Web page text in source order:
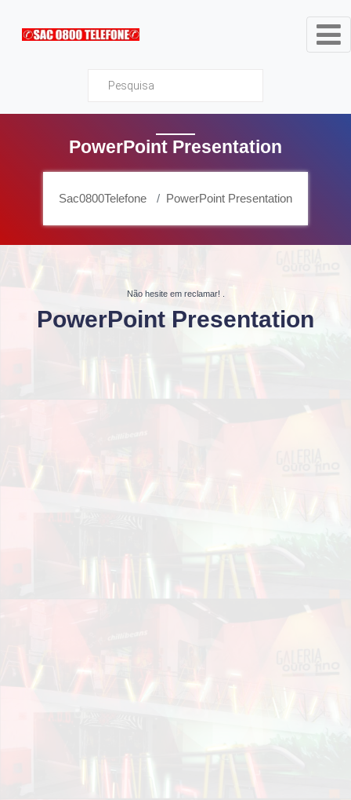
Sac0800Telefone
PowerPoint Presentation
Sac0800Telefone PowerPoint Presentation
Não hesite em reclamar!
PowerPoint Presentation